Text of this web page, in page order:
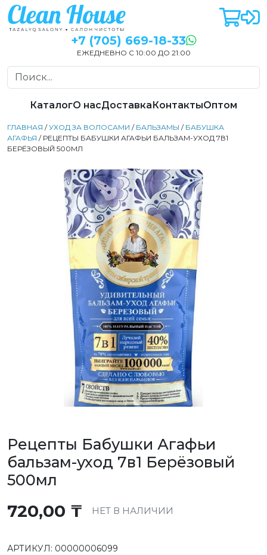
+7 (705) 669-18-33
ЕЖЕДНЕВНО С 10:00 ДО 21:00
КаталогО насДоставкаКонтактыОптом
ГЛАВНАЯ /УХОД ЗА ВОЛОСАМИ / БАЛЬЗАМЫ / БАБУШКА
АГАФЬЯ / РЕЦЕПТЫ БАБУШКИ АГАФЬИ БАЛЬЗАМ-УХОД 7В1
БЕРЁЗОВЫЙ 500МЛ
Рецепты Бабушки Агафьи
бальзам-уход 7в1 Берёзовый
500мл
720,00 ₸ НЕТ В НАЛИЧИИ
АРТИКУЛ: 00000006099